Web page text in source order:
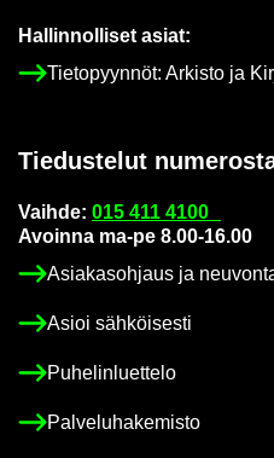
Hal­lin­nol­li­set asiat:
Tie­to­pyyn­nöt: Ar­kis­to ja
Tie­dus­te­lut
Vaih­de: 015 411 4100
Avoin­na ma-pe 8.00-16.00
Asia­kas­oh­jaus ja
Asioi säh­köi­ses­ti
Pu­he­lin­luet­te­lo
Pal­ve­lu­ha­ke­mis­to